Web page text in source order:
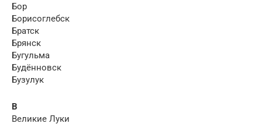
Бор
Борисоглебск
Братск
Брянск
Бугульма
Будённовск
Бузулук
В
Великие Луки